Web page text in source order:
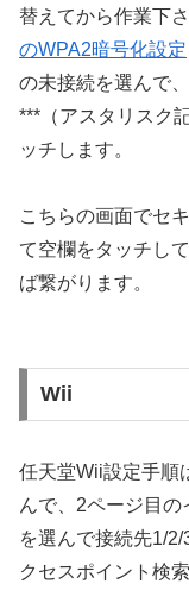
替えてから作業下
のWPA2暗号化設定
の未接続を選んで
***（アスタリスク
ッチします。
こちらの画面でセ
て空欄をタッチし
ば繋がります。
Wii
任天堂Wii設定手順
んで、2ページ目
を選んで接続先1/
クセスポイント検